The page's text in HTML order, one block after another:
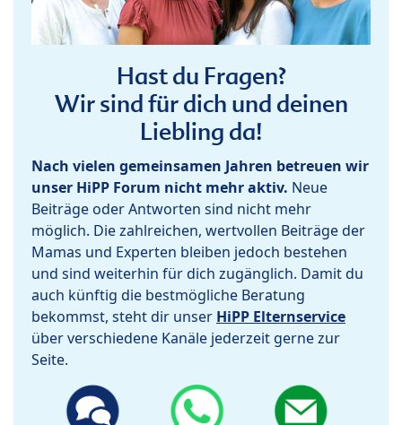
Hast du Fragen?
Wir sind für dich und deinen
Liebling da!
Nach vielen gemeinsamen Jahren betreuen wir
unser HiPP Forum nicht mehr aktiv. Neue
Beiträge oder Antworten sind nicht mehr
möglich. Die zahlreichen, wertvollen Beiträge der
Mamas und Experten bleiben jedoch bestehen
und sind weiterhin für dich zugänglich. Damit du
auch künftig die bestmögliche Beratung
bekommst, steht dir unser HiPP Elternservice
über verschiedene Kanäle jederzeit gerne zur
Seite.